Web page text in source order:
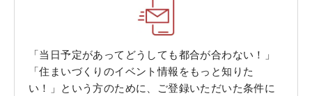
「当日予定があってどうしても都合が合わない！」
「住まいづくりのイベント情報をもっと知りた
い！」という方のために、ご登録いただいた条件に